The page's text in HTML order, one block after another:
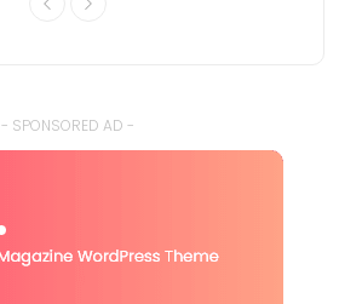
- SPONSORED AD -